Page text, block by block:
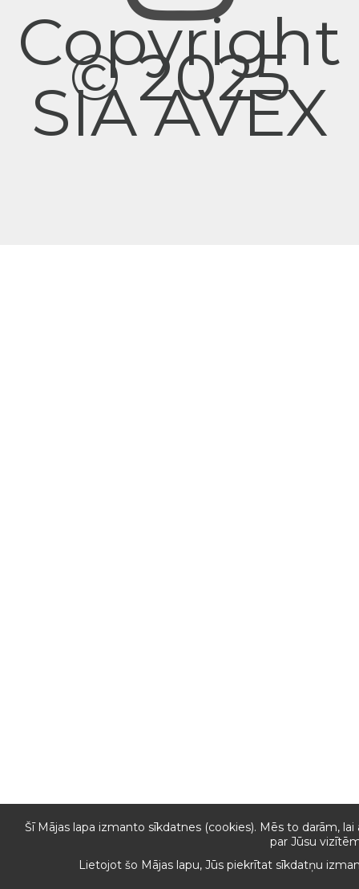
Copyright
© 2025
SIA AVEX
Šī Mājas lapa izmanto sīkdatnes (cookies). Mēs to darām,
par Jūsu
Lietojot šo Mājas lapu, Jūs piekrītat sīkdatņu